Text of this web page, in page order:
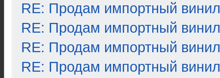
RE: Продам импортный винил
RE: Продам импортный винил
RE: Продам импортный винил
RE: Продам импортный винил